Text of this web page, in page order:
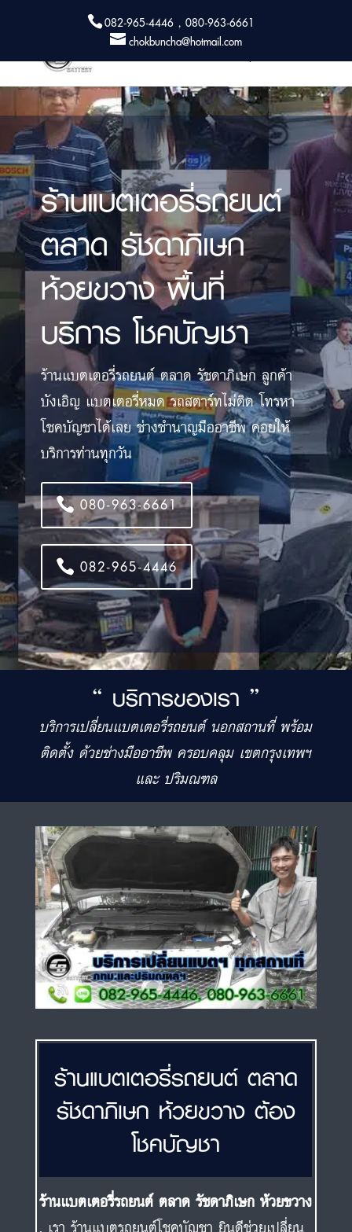
082-965-4446 , 080-963-6661
chokbuncha@hotmail.com
ร้านแบตเตอรี่รถยนต์
ตลาด รัชดาภิเษก
ห้วยขวาง พื้นที่
บริการ โชคบัญชา
ร้านแบตเตอรี่รถยนต์ ตลาด รัชดาภิเษก ลูกค้า
บังเอิญ แบตเตอรี่หมด รถสตาร์ทไม่ติด โทรหา
โชคบัญชาได้เลย ช่างชำนาญมืออาชีพ คอยให้
บริการท่านทุกวัน
080-963-6661
082-965-4446
“ บริการของเรา ”
บริการเปลี่ยนแบตเตอรี่รถยนต์ นอกสถานที่ พร้อม
ติดตั้ง ด้วยช่างมืออาชีพ ครอบคลุม เขตกรุงเทพฯ
และ ปริมณฑล
ร้านแบตเตอรี่รถยนต์ ตลาด
รัชดาภิเษก ห้วยขวาง ต้อง
โชคบัญชา
ร้านแบตเตอรี่รถยนต์ ตลาด รัชดาภิเษก ห้วยขวาง